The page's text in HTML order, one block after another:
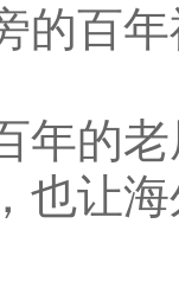
的百
的老
也让